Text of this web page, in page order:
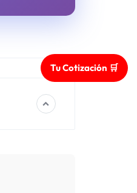
Tu Cotización 🛒